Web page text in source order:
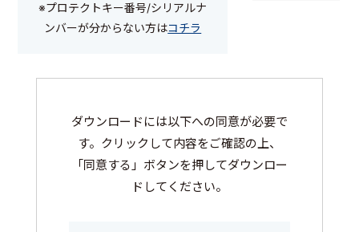
※プロテクトキー番号/シリアルナ
ンバーが分からない方はコチラ
ダウンロードには以下への同意が必要で
す。クリックして内容をご確認の上、
「同意する」ボタンを押してダウンロー
ドしてください。